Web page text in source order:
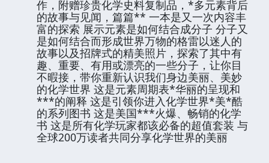
作，附赠珍贵化学史料复制品，*多元素背后
的故事与见闻，篇篇** 一本是又一次内容丰
富的探索 展示元素是如何结合成分子 分子又
是如何结合而形成世界万物的格雷以迷人的
故事以及招牌式的精美照片，探索了其中有
趣、重要、有用或漂亮的一些分子，让你目
不暇接，带你重新认识我们身边美丽、美妙
的化学世界 这是元素周期表*华丽的呈现和
***的阐释 这是引领你进入化学世界*美*酷
的系列图书 这是美国***火爆、畅销的化学
书 这是所有化学玩家都该必备的超值套装 与
全球200万读者共同分享化学世界的美丽